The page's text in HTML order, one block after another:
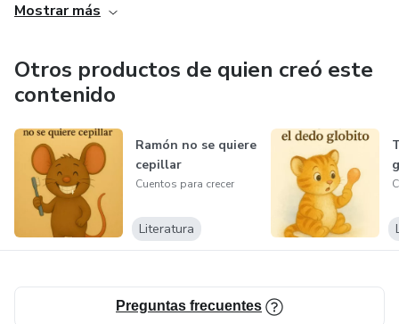
semillas de amor propio desde la infancia. Cada cuento
profundos, para leer, compartir y crecer juntos.
Mostrar más
Otros productos de quien creó este
contenido
Ramón no se quiere
cepillar
Cuentos para crecer
Literatura
Preguntas frecuentes